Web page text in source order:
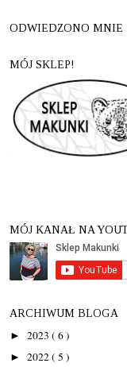
ODWIEDZONO MNIE
MÓJ SKLEP!
MÓJ KANAŁ NA
ARCHIWUM BLOGA
► 2023 ( 6 )
► 2022( 5 )